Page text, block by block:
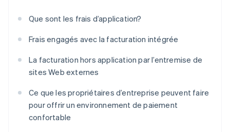
Que sont les frais d’application?
Frais engagés avec la facturation intégrée
La facturation hors application par l’entremise de
sites Web externes
Ce que les propriétaires d’entreprise peuvent faire
pour offrir un environnement de paiement
confortable